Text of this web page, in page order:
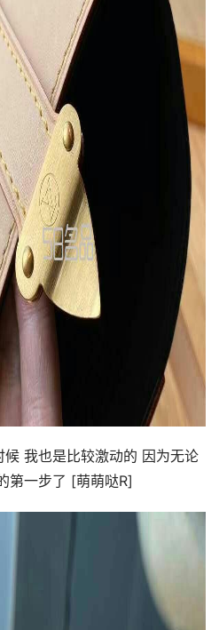
我也是比较激动的 因为无论
第一步了 [萌萌哒R]